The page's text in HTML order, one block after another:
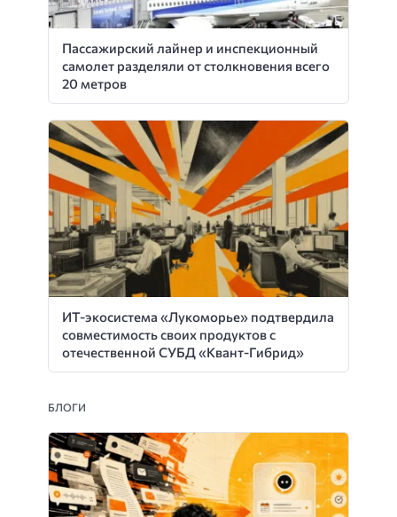
Пассажирский лайнер и инспекционный
самолет разделяли от столкновения всего
20 метров
ИТ-экосистема «Лукоморье» подтвердила
совместимость своих продуктов с
отечественной СУБД «Квант-Гибрид»
БЛОГИ